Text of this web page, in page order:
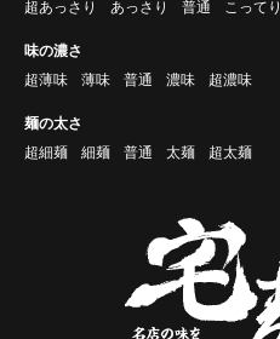
超あっさり
あっさり 普通 こってり
味の濃さ
超薄味
薄味 普通 濃味 超濃味
麺の太さ
超細麺
細麺 普通 太麺 超太麺